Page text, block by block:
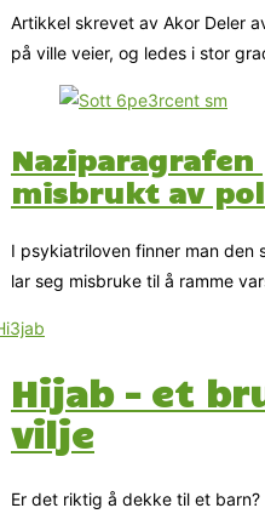
Artikkel skrevet av Akor Deler
på ville veier, og ledes i stor
misbrukt av
I psykiatriloven finner man den
lar seg misbruke til å ramme
Hijab – et
vilje
Er det riktig å dekke til et barn?